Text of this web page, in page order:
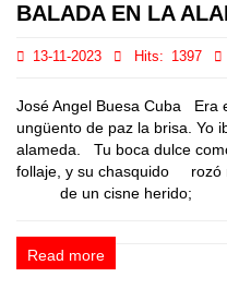
BALADA EN LA
13-11-2023 Hits: 1397
José Angel Buesa Cuba Era
ungüento de paz la brisa.
alameda. Tu boca dulce
follaje, y su chasquido
de un cisne
Read more